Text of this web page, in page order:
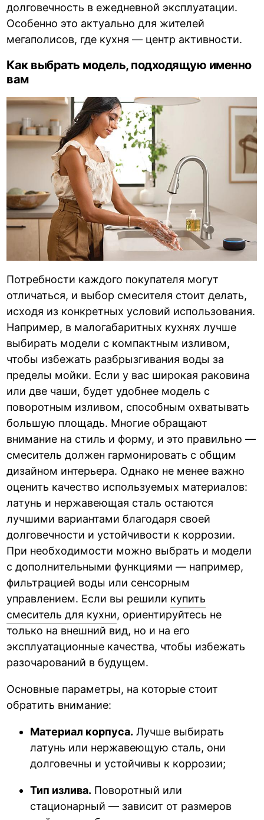
долговечность в ежедневной эксплуатации.
Особенно это актуально для жителей
мегаполисов, где кухня — центр активности.
Как выбрать модель, подходящую именно
вам
Потребности каждого покупателя могут
отличаться, и выбор смесителя стоит делать,
исходя из конкретных условий использования.
Например, в малогабаритных кухнях лучше
выбирать модели с компактным изливом,
чтобы избежать разбрызгивания воды за
пределы мойки. Если у вас широкая раковина
или две чаши, будет удобнее модель с
поворотным изливом, способным охватывать
большую площадь. Многие обращают
внимание на стиль и форму, и это правильно —
смеситель должен гармонировать с общим
дизайном интерьера. Однако не менее важно
оценить качество используемых материалов:
латунь и нержавеющая сталь остаются
лучшими вариантами благодаря своей
долговечности и устойчивости к коррозии.
При необходимости можно выбрать и модели
с дополнительными функциями — например,
фильтрацией воды или сенсорным
управлением. Если вы решили купить
смеситель для кухни, ориентируйтесь не
только на внешний вид, но и на его
эксплуатационные качества, чтобы избежать
разочарований в будущем.
Основные параметры, на которые стоит
обратить внимание:
Материал корпуса. Лучше выбирать
латунь или нержавеющую сталь, они
долговечны и устойчивы к коррозии;
Тип излива. Поворотный или
стационарный — зависит от размеров